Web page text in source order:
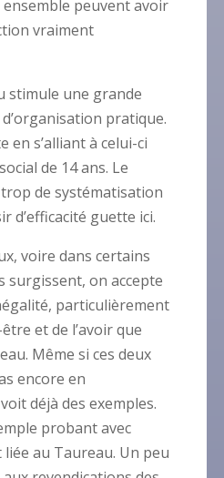
ensemble peuvent avoir
vraiment
stimule une grande
pratique.
en s’alliant à celui-ci
de 14 ans. Le
de systématisation
d’efficacité guette ici.
voire dans certains
surgissent, on accepte
particulièrement
et de l’avoir que
Même si ces deux
encore en
déjà des exemples.
probant avec
liée au Taureau. Un peu